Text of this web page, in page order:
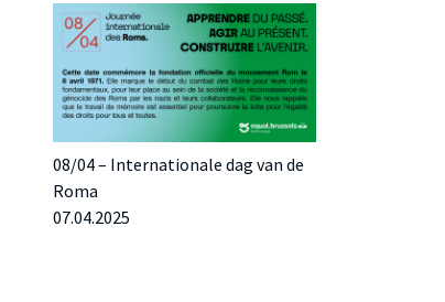
08/04 – Internationale dag van de
Roma
07.04.2025